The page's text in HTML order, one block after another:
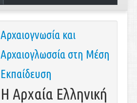
Αρχαιογνωσία και
Αρχαιογλωσσία στη Μέση
Εκπαίδευση
Η Αρχαία Ελληνική